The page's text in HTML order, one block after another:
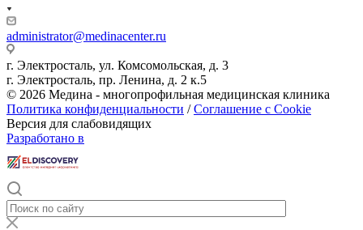
administrator@medinacenter.ru
г. Электросталь, ул. Комсомольская, д. 3
г. Электросталь, пр. Ленина, д. 2 к.5
© 2026 Медина - многопрофильная медицинская клиника
Политика конфиденциальности /Соглашение с Cookie
Версия для слабовидящих
Разработано в